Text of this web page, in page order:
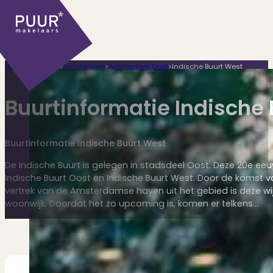
Huidige aanbod
Ontdek onze woningen..
Recentelijk verkocht
Net te laat? Kijk mee..
Huurwoningen
Home Plaatsen>Amsterdam>Amsterdam Oost>Indische Buurt West
Buurtinformatie Indische
Buurtinformatie Indische Buurt West
De Indische Buurt is gelegen in stadsdeel Oost. Deze 20e
Indische Buurt Oost en Indische Buurt West. Door de
vertrek van de Amsterdamse haven uit het gebied is deze
woonwijk. Doordat het zo upcoming is, komen er telkens…